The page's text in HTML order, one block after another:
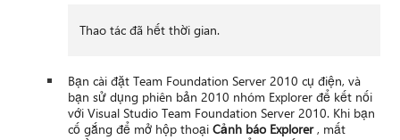
Thao tác đã hết thời gian.
Bạn cài đặt Team Foundation Server 2010 cụ điện, và
bạn sử dụng phiên bản 2010 nhóm Explorer để kết nối
với Visual Studio Team Foundation Server 2010. Khi bạn
cố gắng để mở hộp thoạiCảnh báo Explorer, mất